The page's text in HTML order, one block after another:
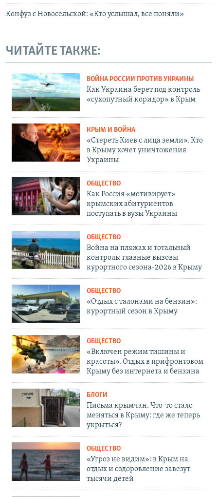
Конфуз с Новосельской: «Кто услышал, все поняли»
ЧИТАЙТЕ ТАКЖЕ:
ВОЙНА РОССИИ ПРОТИВ УКРАИНЫ
Как Украина берет под контроль
«сухопутный коридор» в Крым
КРЫМ И ВОЙНА
«Стереть Киев с лица земли». Кто
в Крыму хочет уничтожения
Украины
ОБЩЕСТВО
Как Россия «мотивирует»
крымских абитуриентов
поступать в вузы Украины
ОБЩЕСТВО
Война на пляжах и тотальный
контроль: главные вызовы
курортного сезона-2026 в Крыму
ОБЩЕСТВО
«Отдых с талонами на бензин»:
курортный сезон в Крыму
ОБЩЕСТВО
«Включен режим тишины и
красоты». Отдых в прифронтовом
Крыму без интернета и бензина
БЛОГИ
Письма крымчан. Что-то стало
меняться в Крыму: где же теперь
укрыться?
ОБЩЕСТВО
«Угроз не видим»: в Крым на
отдых и оздоровление завезут
тысячи детей